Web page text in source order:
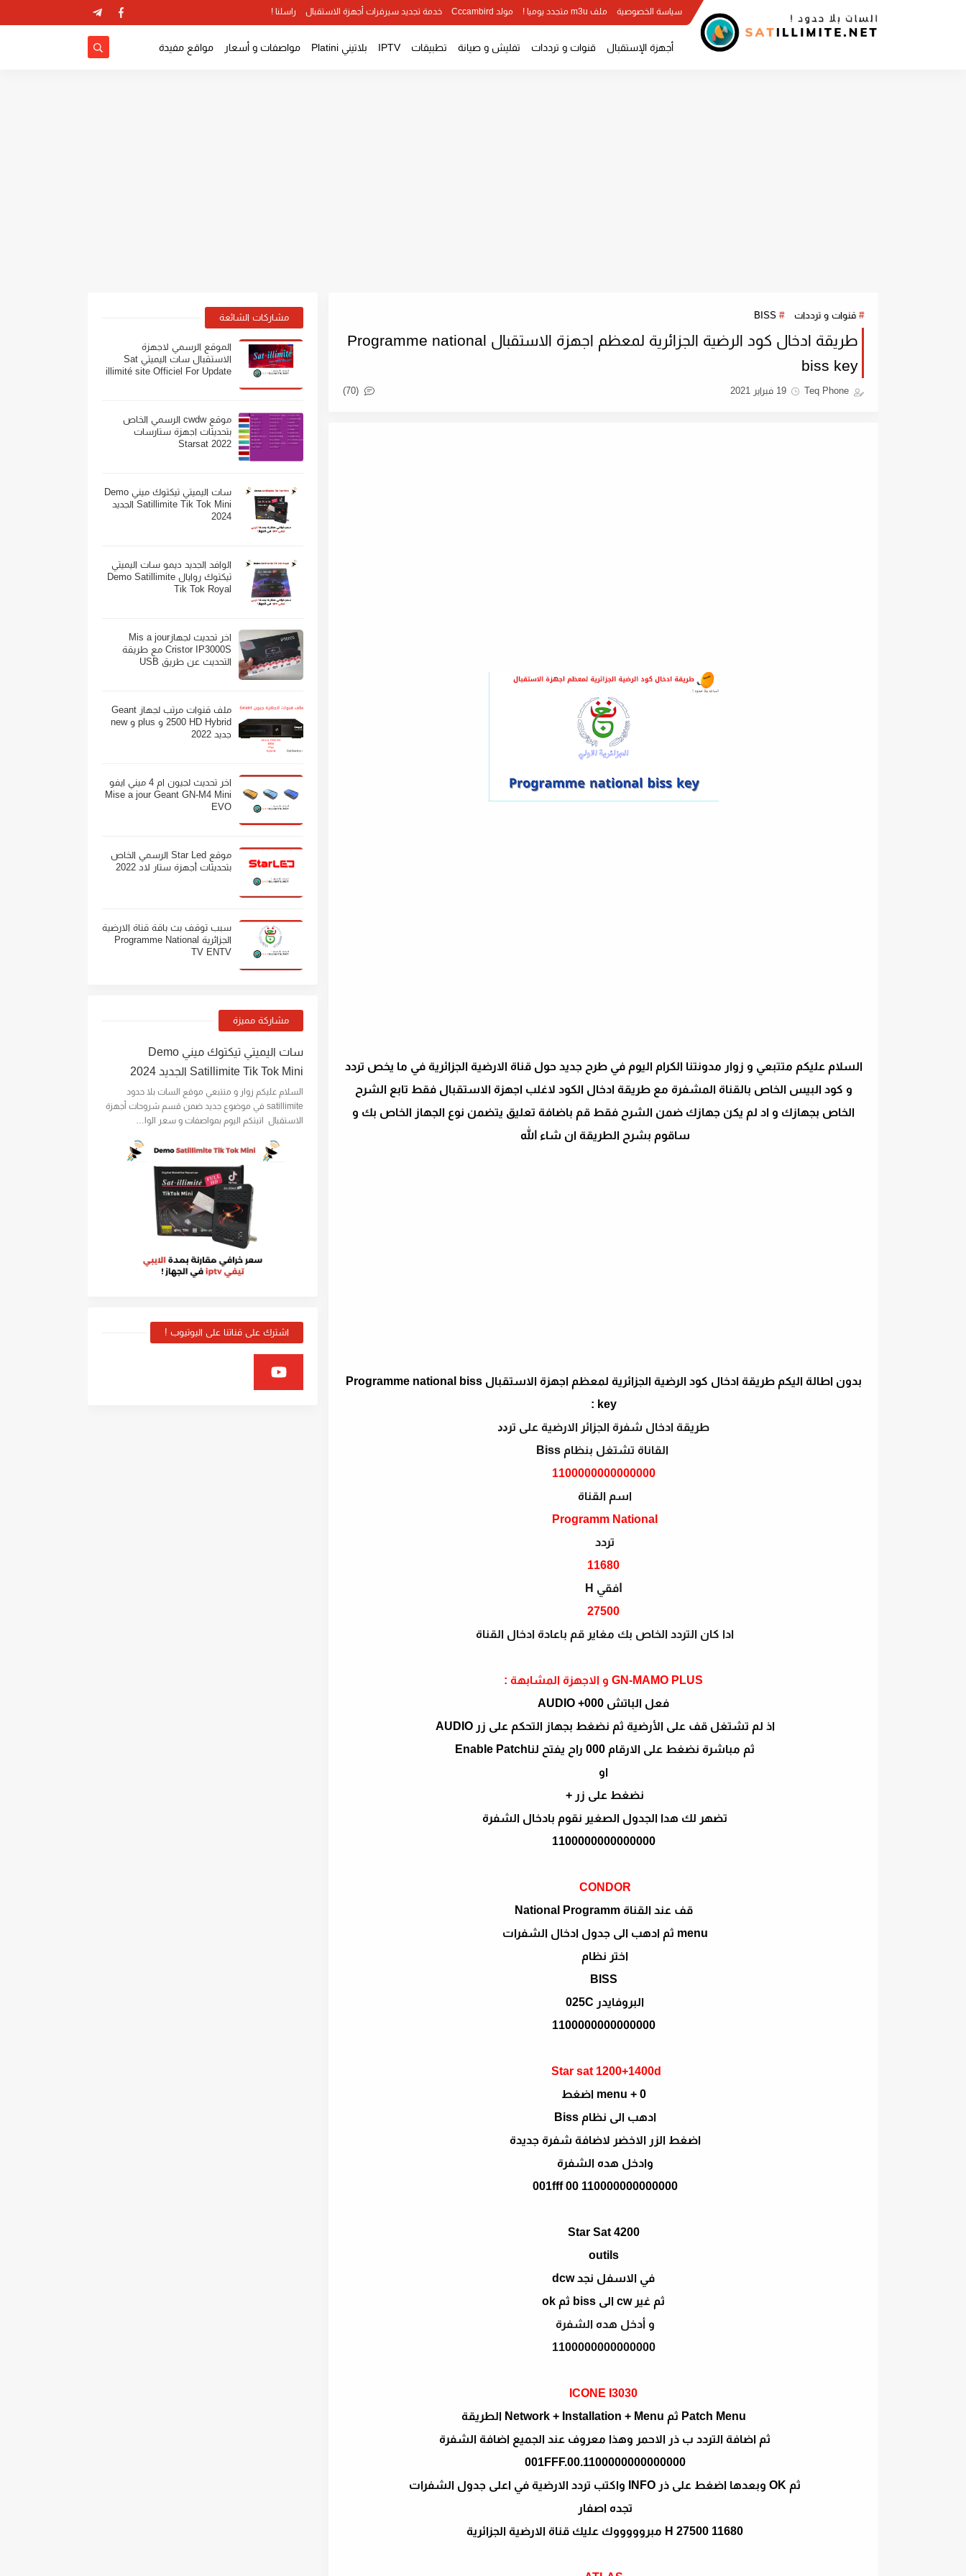
سياسة الخصوصية ملف m3u متجدد يوميا ! مولد Cccambird خدمة تجديد سيرفرات أجهزة الاستقبال راسلنا !
أجهزة الإستقبال قنوات و ترددات تفليش و صيانة تطبيقات IPTV بلاتيني Platini مواصفات و أسعار مواقع مفيدة
قنوات و ترددات BISS
طريقة ادخال كود الرضية الجزائرية لمعظم اجهزة الاستقبال Programme national
biss key
Teq Phone 19 فبراير 2021 (70)
السلام عليكم متتبعي و زوار مدونتنا الكرام اليوم في طرح جديد حول قناة الارضية الجزائرية في ما يخص تردد
و كود البيس الخاص بالقناة المشفرة مع طريقة ادخال الكود لاغلب اجهزة الاستقبال فقط تابع الشرح
الخاص بجهازك و اد لم يكن جهازك ضمن الشرح فقط قم باضافة تعليق يتضمن نوع الجهاز الخاص بك و
ساقوم بشرح الطريقة ان شاء الله
بدون اطالة اليكم طريقة ادخال كود الرضية الجزائرية لمعظم اجهزة الاستقبال Programme national biss
key :
طريقة ادخال شفرة الجزائر الارضية ﻋﻠﻰ ﺗﺮﺩﺩ
القاناة تشتغل بنظام Biss
1100000000000000
اسم القناة
Programm National
تردد
11680
ﺍﻓﻘﻲ H
27500
ادا كان التردد الخاص بك مغاير قم باعادة ادخال القناة
GN-MAMO PLUS و الاجهزة المشابهة :
فعل الباتش 000+ AUDIO
اذ لم تشتغل قف على الأرضية ثم نضغط بجهاز التحكم على زر AUDIO
ثم مباشرة نضغط على الارقام 000 راح يفتح لناEnable Patch
او
نضغط على زر +
تضهر لك هدا الجدول الصغير نقوم بادخال الشفرة
1100000000000000
CONDOR
قف عند القناة National Programm
menu ثم ادهب الى جدول ادخال الشفرات
اختر نظام
BISS
البروفايدر 025C
1100000000000000
Star sat 1200+1400d
menu + 0 اضغط
ادهب الى نظام Biss
اضغط الزر الاخضر لاضافة شفرة جديدة
وادخل هده الشفرة
001fff 00 110000000000000
Star Sat 4200
outils
في الاسفل نجد dcw
ثم غير cw الى biss ثم ok
و أدخل هده الشفرة
1100000000000000
ICONE I3030
Patch Menu ثم Network + Installation + Menu الطريقة
ثم اضافة التردد ب ذر الاحمر وهذا معروف عند الجميع اضافة الشفرة
001FFF.00.1100000000000000
ثم OK وبعدها اضغط على ذر INFO واكتب تردد الارضية في اعلى جدول الشفرات
تجده اصفار
11680 27500 H مبروووووك عليك قناة الارضية الجزائرية
مشاركات الشائعة
الموقع الرسمي لاجهزة
الاستقبال سات اليميتي Sat
illimité site Officiel For Update
موقع cwdw الرسمي الخاص
بتحديثات اجهزة ستارسات
Starsat 2022
سات اليميتي تيكتوك ميني Demo
Satillimite Tik Tok Mini الجديد
2024
الوافد الجديد ديمو سات اليميتي
تيكتوك روايال Demo Satillimite
Tik Tok Royal
اخر تحديث لجهازMis a jour
Cristor IP3000S مع طريقة
التحديث عن طريق USB
ملف قنوات مرتب لجهاز Geant
2500 HD Hybrid و plus و new
جديد 2022
اخر تحديث لجيون ام 4 ميني ايفو
Mise a jour Geant GN-M4 Mini
EVO
موقع Star Led الرسمي الخاص
بتحديثات أجهزة ستار لاد 2022
سبب توقف بث باقة قناة الارضية
الجزائرية Programme National
TV ENTV
مشاركة مميزة
سات اليميتي تيكتوك ميني Demo
Satillimite Tik Tok Mini الجديد 2024
السلام عليكم زوار و متتبعي موقع السات بلا حدود
satillimite في موضوع جديد ضمن قسم شروحات أجهزة
الاستقبال اتيتكم اليوم بمواصفات و سعر الوا…
اشترك على قناتنا على اليوتيوب !